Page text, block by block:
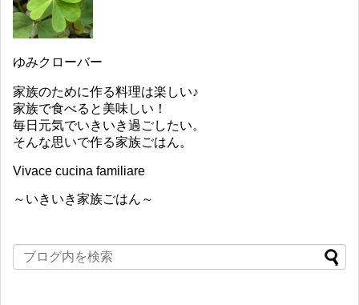
ゆみクローバー
家族のために作る料理は楽しい♪
家族で食べると美味しい！
毎日元気でいきいき過ごしたい。
そんな思いで作る家族ごはん。
Vivace cucina familiare
～いきいき家族ごはん～